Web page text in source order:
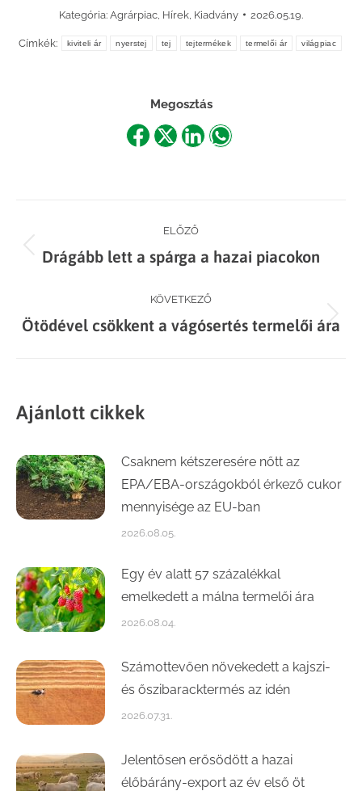
Kategória: Agrárpiac Hírek Kiadvány 2026.05.19.
Címkék: kiviteli ár nyerstej tej tejtermékek termelői ár világpiac
Megosztás
ShareShareShareShare
navigation
ELŐZŐ
Previous
Drágább lett a spárga a hazai piacokon
KÖVETKEZŐ
Next
Ötödével csökkent a vágósertés termelői ára
Ajánlott cikkek
Csaknem kétszeresére nőtt az
EPA/EBA-országokból érkező cukor
mennyisége az EU-ban
2026.08.05.
Egy év alatt 57 százalékkal
emelkedett a málna termelői ára
2026.08.04.
Számottevően növekedett a kajszi-
és őszibaracktermés az idén
2026.07.31.
Jelentősen erősödött a hazai
élőbárány-export az év első öt